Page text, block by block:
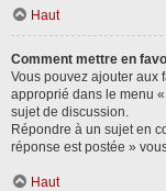
Haut
Comment mettre en
Vous pouvez ajouter aux
approprié dans le menu
sujet de discussion.
Répondre à un sujet en
réponse est postée »
Haut